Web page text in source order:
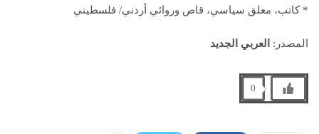
* كاتب، معلق سياسي، قاص وروائي أردني/ فلسطيني
المصدر: العربي الجديد
0